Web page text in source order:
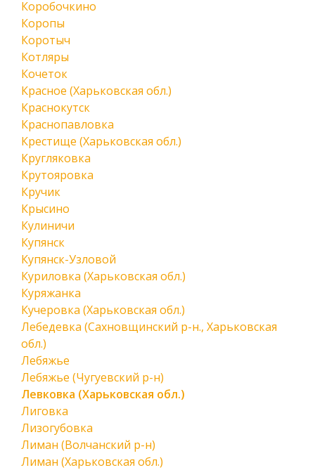
Коробочкино
Коропы
Коротыч
Котляры
Кочеток
Красное (Харьковская обл.)
Краснокутск
Краснопавловка
Крестище (Харьковская обл.)
Кругляковка
Крутояровка
Кручик
Крысино
Кулиничи
Купянск
Купянск-Узловой
Куриловка (Харьковская обл.)
Куряжанка
Кучеровка (Харьковская обл.)
Лебедевка (Сахновщинский р-н., Харьковская
обл.)
Лебяжье
Лебяжье (Чугуевский р-н)
Левковка (Харьковская обл.)
Лиговка
Лизогубовка
Лиман (Волчанский р-н)
Лиман (Харьковская обл.)